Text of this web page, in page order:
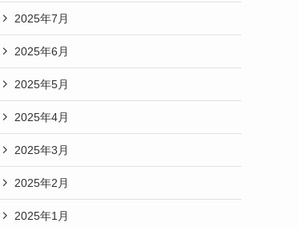
2025年7月
2025年6月
2025年5月
2025年4月
2025年3月
2025年2月
2025年1月